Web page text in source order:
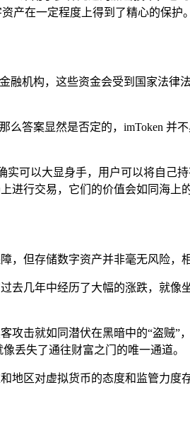
产在一定程度上得到了精心的保护。
融机构，这些资金会受到国家法
么答案显然是否定的，imToken
可以大显身手，用户可以将自己
行交易，它们的价值会如同海上
，但存储数字资产并非毫无风险，
去几年中经历了大幅的涨跌，就
攻击就如同潜伏在黑暗中的“盗贼
丢失了通往财富之门的唯一通道。
地区对虚拟货币的态度和监管力